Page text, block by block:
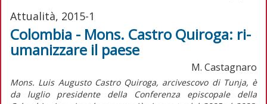
Attualità, 2015-1
Colombia - Mons. Castro Quiroga: ri-
umanizzare il paese
M. Castagnaro
Mons. Luis Augusto Castro Quiroga, arcivescovo di Tunja, è
da luglio presidente della Conferenza episcopale della